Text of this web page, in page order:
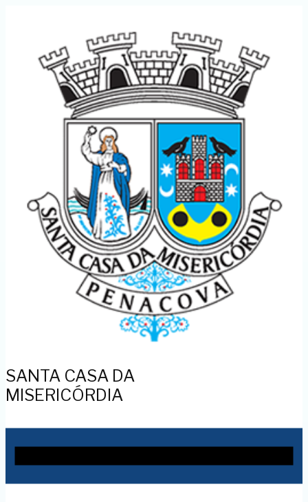
SANTA CASA DA
MISERICÓRDIA